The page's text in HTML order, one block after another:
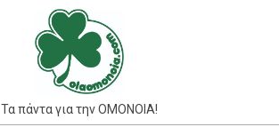
Τα πάντα για την ΟΜΟΝΟΙΑ!